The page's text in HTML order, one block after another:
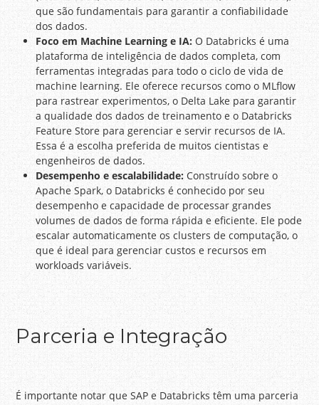
que são fundamentais para garantir a confiabilidade
dos dados.
Foco em Machine Learning e IA: O Databricks é uma
plataforma de inteligência de dados completa, com
ferramentas integradas para todo o ciclo de vida de
machine learning. Ele oferece recursos como o MLflow
para rastrear experimentos, o Delta Lake para garantir
a qualidade dos dados de treinamento e o Databricks
Feature Store para gerenciar e servir recursos de IA.
Essa é a escolha preferida de muitos cientistas e
engenheiros de dados.
Desempenho e escalabilidade: Construído sobre o
Apache Spark, o Databricks é conhecido por seu
desempenho e capacidade de processar grandes
volumes de dados de forma rápida e eficiente. Ele pode
escalar automaticamente os clusters de computação, o
que é ideal para gerenciar custos e recursos em
workloads variáveis.
Parceria e Integração
É importante notar que SAP e Databricks têm uma parceria